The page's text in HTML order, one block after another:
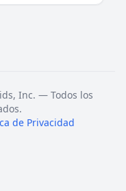
Inc. — Todos los
de Privacidad